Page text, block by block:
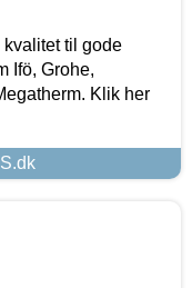
til gode
Ifö, Grohe,
Klik her